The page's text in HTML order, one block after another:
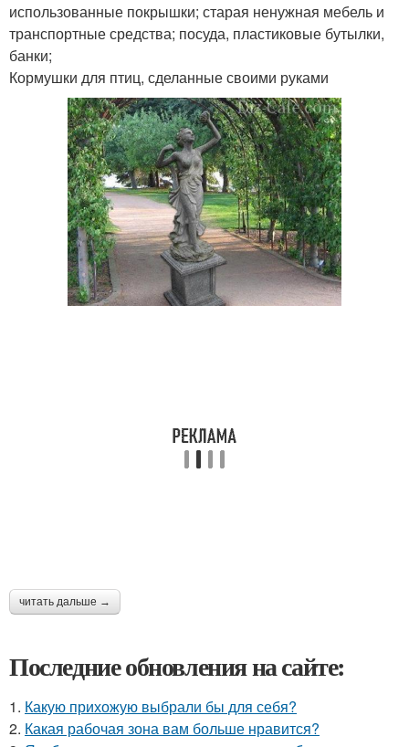
использованные покрышки; старая ненужная мебель и
транспортные средства; посуда, пластиковые бутылки,
банки;
Кормушки для птиц, сделанные своими руками
читать дальше →
Последние обновления на сайте:
1. Какую прихожую выбрали бы для себя?
2. Какая рабочая зона вам больше нравится?